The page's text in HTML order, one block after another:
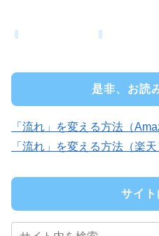
是非、お読
「流れ」を変える方法（
「流れ」を変える方法（楽天
サイ